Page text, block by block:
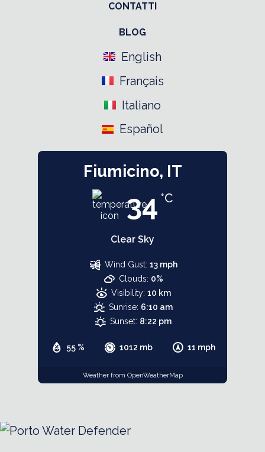
CONTATTI
BLOG
English
Français
Italiano
Español
Fiumicino, IT
34 °C
Clear Sky
55 % 1012 mb 11 mph
Wind Gust: 13 mph
Clouds: 0%
Visibility: 10 km
Sunrise: 6:10 am
Sunset: 8:22 pm
Weather from OpenWeatherMap